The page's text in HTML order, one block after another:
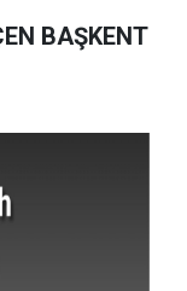
BAŞKENT